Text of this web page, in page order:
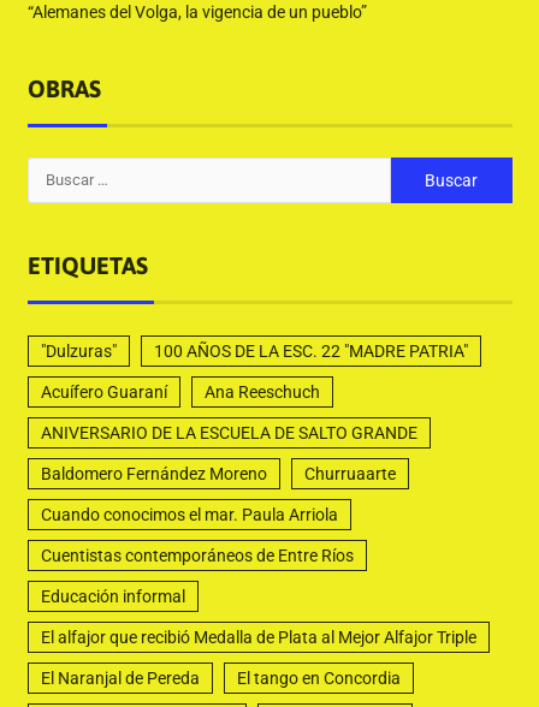
“Alemanes del Volga, la vigencia de un pueblo”
OBRAS
ETIQUETAS
"Dulzuras" 100 AÑOS DE LA ESC. 22 "MADRE PATRIA"
Acuífero Guaraní Ana Reeschuch
ANIVERSARIO DE LA ESCUELA DE SALTO GRANDE
Baldomero Fernández Moreno Churruaarte
Cuando conocimos el mar. Paula Arriola
Cuentistas contemporáneos de Entre Ríos
Educación informal
El alfajor que recibió Medalla de Plata al Mejor Alfajor Triple
El Naranjal de Pereda El tango en Concordia